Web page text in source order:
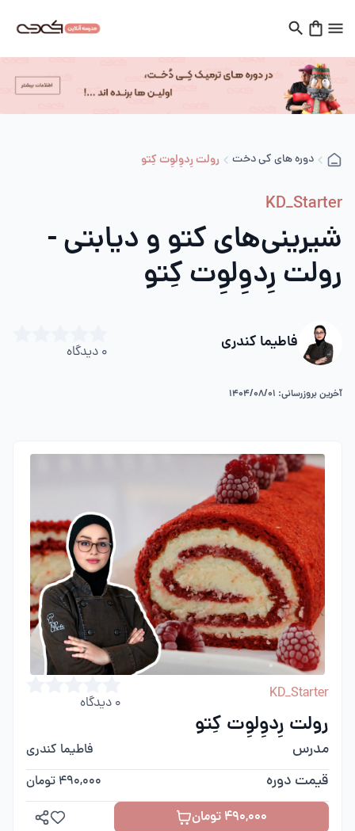
دوره های کی دخت رولت رِدوِلوِت کِتو
KD_Starter
شیرینی‌های کتو و دیابتی -
رولت رِدوِلوِت کِتو
فاطیما کندری 0 دیدگاه
آخرین بروزرسانی: 1404/08/01
KD_Starter
0 دیدگاه
رولت رِدوِلوِت کِتو
مدرس فاطیما کندری
قیمت دوره
490,000 تومان
490,000 تومان